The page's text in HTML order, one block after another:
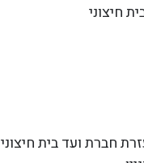
חיצוני
חברת ועד בית חיצוני